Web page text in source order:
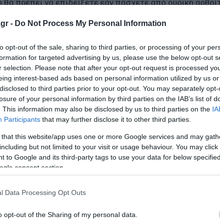
- Do Not Process My Personal Information
opt-out of the sale, sharing to third parties, or processing of your
for targeted advertising by us, please use the below opt-out
selection. Please note that after your opt-out request is processed
interest-based ads based on personal information utilized by us
to third parties prior to your opt-out. You may separately
of your personal information by third parties on the IAB’s list of
This information may also be disclosed by us to third parties on the
Participants that may further disclose it to other third parties.
that this website/app uses one or more Google services and may
but not limited to your visit or usage behaviour. You may
to Google and its third-party tags to use your data for below
consent section.
Data Processing Opt Outs
opt-out of the Sharing of my personal data.
πρέπει να επιδείξετε εάν πάσχετε από ουρική
σε φρουκτόζη, ένα φθηνό γλυκαντικό που βρίσκεται
κίνδυνο εμφάνισης της ουρικής αρθρίτιδας. Ένας
συστατικά των προϊόντων πριν τα βάλετε στο καλάθι.
θετικά στην ανακούφιση των συμπτωμάτων της
και της άσκηση με το όφελος μόνο της διατροφής
με παχυσαρκία και οστεοαρθρίτιδα.
έφερε και τα καλύτερα αποτελέσματα. Επομένως, με
πλάνο σας ένα αντίστοιχο πρόγραμμα.
Lykavitos.gr στο Google News